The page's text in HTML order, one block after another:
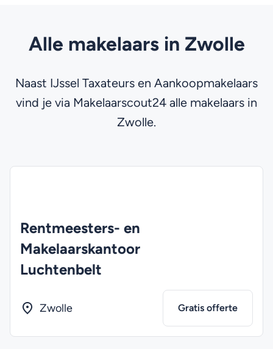
Alle makelaars in Zwolle
Naast IJssel Taxateurs en Aankoopmakelaars
vind je via Makelaarscout24 alle makelaars in
Zwolle.
Rentmeesters- en
Makelaarskantoor
Luchtenbelt
Zwolle Gratis offerte